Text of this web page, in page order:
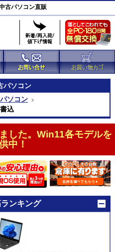
古パソコン直販
パソコン
ソコン
込
した。Win11各モデルを
中！
ンキング